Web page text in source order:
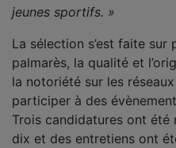
jeunes sportifs. »
La sélection s’est faite
palmarès, la qualité et
la notoriété sur les
participer à des
Trois candidatures ont été
dix et des entretiens ont